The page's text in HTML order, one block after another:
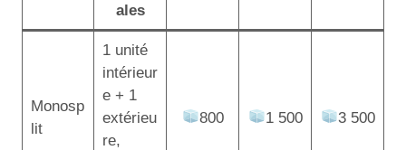
ales
Monosp
lit
1 unité
intérieur
e + 1
extérieu
re,
800 1 500 3 500